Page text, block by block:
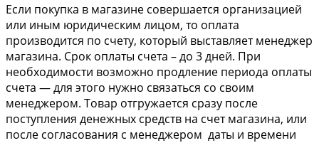
Если покупка в магазине совершается организацией
или иным юридическим лицом, то оплата
производится по счету, который выставляет менеджер
магазина. Срок оплаты счета – до 3 дней. При
необходимости возможно продление периода оплаты
счета — для этого нужно связаться со своим
менеджером. Товар отгружается сразу после
поступления денежных средств на счет магазина, или
после согласования с менеджером даты и времени